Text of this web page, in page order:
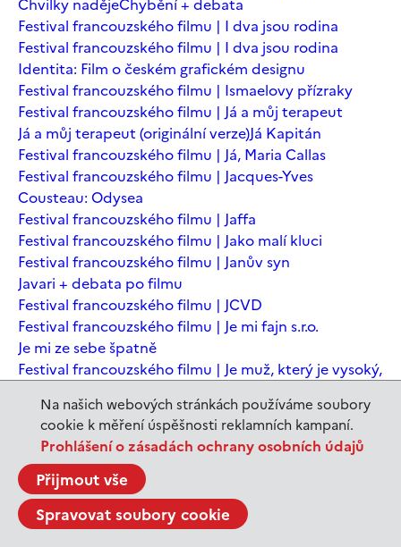
Na našich webových stránkách používáme soubory
cookie k měření úspěšnosti reklamních kampaní.
Prohlášení o zásadách ochrany osobních údajů
Přijmout vše
Spravovat soubory cookie
Festival francouzského filmu | I dva jsou rodina
Festival francouzského filmu | I dva jsou rodina
Identita: Film o českém grafickém designu
Festival francouzského filmu | Ismaelovy přízraky
Festival francouzského filmu | Já a můj terapeut
Já a můj terapeut (originální verze)Já Kapitán
Festival francouzského filmu | Já, Maria Callas
Festival francouzského filmu | Jacques-Yves
Cousteau: Odysea
Festival francouzského filmu | Jaffa
Festival francouzského filmu | Jako malí kluci
Festival francouzského filmu | Janův syn
Javari + debata po filmu
Festival francouzského filmu | JCVD
Festival francouzského filmu | Je mi fajn s.r.o.
Je mi ze sebe špatně
Festival francouzského filmu | Je muž, který je vysoký,
Chomským
Festival francouzského filmu | Je to jen konec světa
Festival francouzského filmu | Je to jen konec světa
Festival francouzského filmu | Jeanne du Barry -
Králova milenka
Jeanne du Barry – Králova milenka